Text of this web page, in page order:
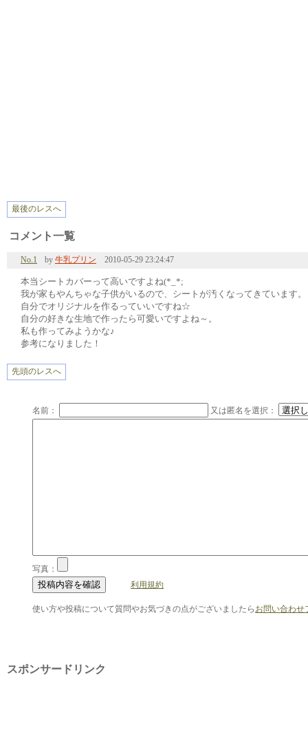
最後のレスへ
コメント一覧
No.1 by 牛乳プリン 2010-05-29 23:24:47
本当シートカバーって高いですよね(*_*;
我が家もやんちゃな子供がいるので、シートが汚くなってきています。
自分でオリジナルを作るっていいですね☆
自分の好きな生地で作ったら可愛いですよね～。
私も作ってみようかな♪
参考になりました！
先頭のレスへ
名前： 又は匿名を選択：
写真：
利用規約
使い方や投稿について質問やお気づきの点がございましたら お問い合わせ
スポンサードリンク